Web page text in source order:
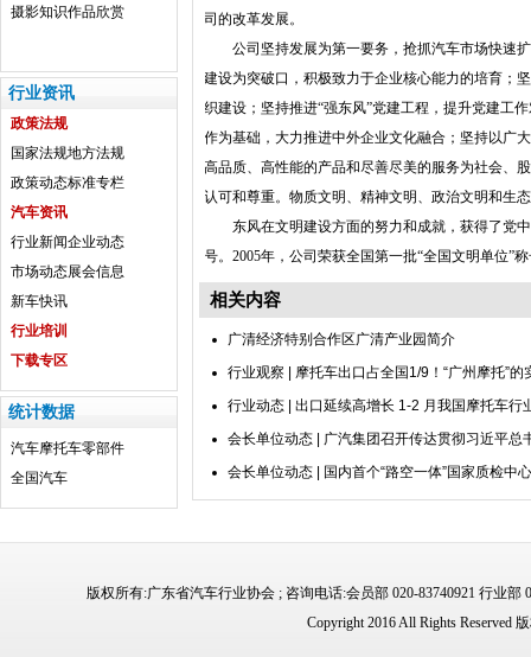
摄影知识作品欣赏
行业资讯
政策法规
国家法规地方法规
政策动态标准专栏
汽车资讯
行业新闻企业动态
市场动态展会信息
新车快讯
行业培训
下载专区
统计数据
汽车摩托车零部件
全国汽车
司的改革发展。
公司坚持发展为第一要务，抢抓汽车市场快速扩
建设为突破口，积极致力于企业核心能力的培育；
织建设；坚持推进“强东风”党建工程，提升党建工
作为基础，大力推进中外企业文化融合；坚持以广
高品质、高性能的产品和尽善尽美的服务为社会、
认可和尊重。物质文明、精神文明、政治文明和生
东风在文明建设方面的努力和成就，获得了党中
号。2005年，公司荣获全国第一批“全国文明单位”
相关内容
广清经济特别合作区广清产业园简介
行业观察 | 摩托车出口占全国1/9！“广州摩托”的
行业动态 | 出口延续高增长 1-2 月我国摩托车行
会长单位动态 | 广汽集团召开传达贯彻习近平
会长单位动态 | 国内首个“路空一体”国家质检中
版权所有:广东省汽车行业协会 ; 咨询电话:会员部 020-83740921 行业部
Copyright 2016 All Rights